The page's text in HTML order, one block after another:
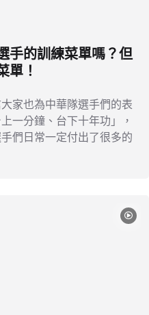
手的訓練菜單嗎？但
單！
家也為中華隊選手們的表
一分鐘、台下十年功」，
們日常一定付出了很多的